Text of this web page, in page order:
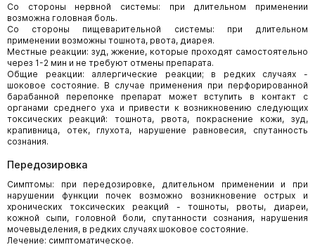
Со стороны нервной системы: при длительном применении
возможна головная боль.
Со стороны пищеварительной системы: при длительном
применении возможны тошнота, рвота, диарея.
Местные реакции: зуд, жжение, которые проходят самостоятельно
через 1-2 мин и не требуют отмены препарата.
Общие реакции: аллергические реакции; в редких случаях -
шоковое состояние. В случае применения при перфорированной
барабанной перепонке препарат может вступить в контакт с
органами среднего уха и привести к возникновению следующих
токсических реакций: тошнота, рвота, покраснение кожи, зуд,
крапивница, отек, глухота, нарушение равновесия, спутанность
сознания.
Передозировка
Симптомы: при передозировке, длительном применении и при
нарушении функции почек возможно возникновение острых и
хронических токсических реакций - тошноты, рвоты, диареи,
кожной сыпи, головной боли, спутанности сознания, нарушения
мочевыделения, в редких случаях шоковое состояние.
Лечение: симптоматическое.